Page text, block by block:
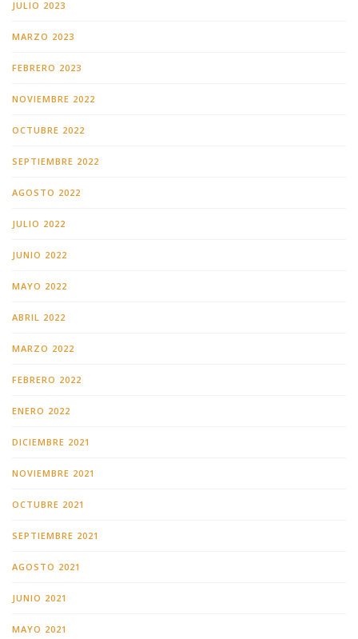
JULIO 2023
MARZO 2023
FEBRERO 2023
NOVIEMBRE 2022
OCTUBRE 2022
SEPTIEMBRE 2022
AGOSTO 2022
JULIO 2022
JUNIO 2022
MAYO 2022
ABRIL 2022
MARZO 2022
FEBRERO 2022
ENERO 2022
DICIEMBRE 2021
NOVIEMBRE 2021
OCTUBRE 2021
SEPTIEMBRE 2021
AGOSTO 2021
JUNIO 2021
MAYO 2021